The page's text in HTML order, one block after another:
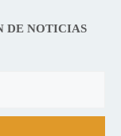
DE NOTICIAS